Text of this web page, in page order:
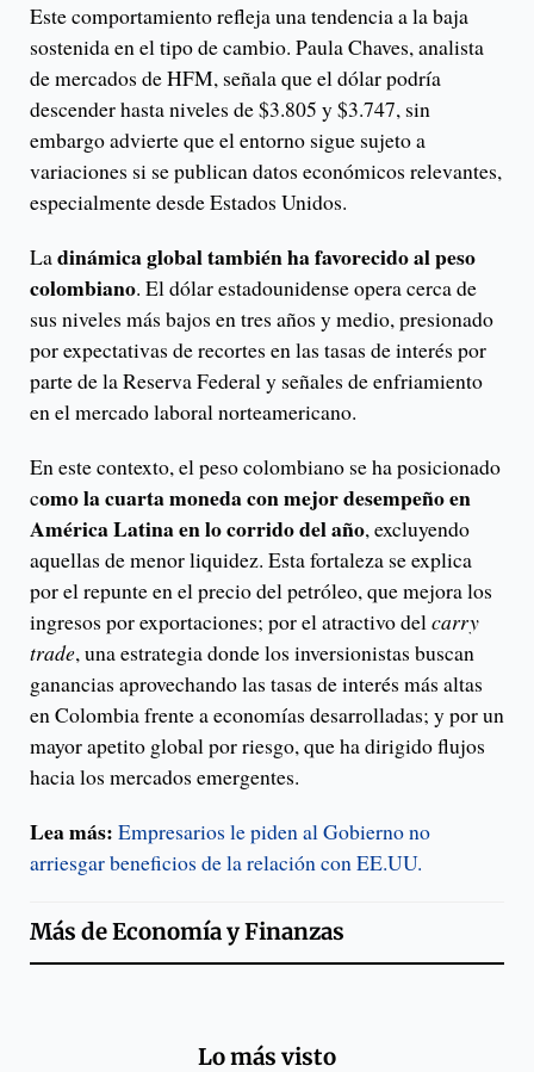
Este comportamiento refleja una tendencia a la baja
sostenida en el tipo de cambio. Paula Chaves, analista
de mercados de HFM, señala que el dólar podría
descender hasta niveles de $3.805 y $3.747, sin
embargo advierte que el entorno sigue sujeto a
variaciones si se publican datos económicos relevantes,
especialmente desde Estados Unidos.
Ladinámica global también ha favorecido al peso
colombiano. El dólar estadounidense opera cerca de
sus niveles más bajos en tres años y medio, presionado
por expectativas de recortes en las tasas de interés por
parte de la Reserva Federal y señales de enfriamiento
en el mercado laboral norteamericano.
En este contexto, el peso colombiano se ha posicionado
como la cuarta moneda con mejor desempeño en
América Latina en lo corrido del año, excluyendo
aquellas de menor liquidez. Esta fortaleza se explica
por el repunte en el precio del petróleo, que mejora los
ingresos por exportaciones; por el atractivo delcarry
trade, una estrategia donde los inversionistas buscan
ganancias aprovechando las tasas de interés más altas
en Colombia frente a economías desarrolladas; y por un
mayor apetito global por riesgo, que ha dirigido flujos
hacia los mercados emergentes.
Lea más: Empresarios le piden al Gobierno no
arriesgar beneficios de la relación con EE.UU.
Más deEconomía y Finanzas
Lo más visto